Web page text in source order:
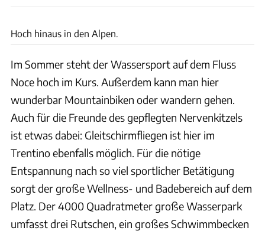
Hoch hinaus in den Alpen.
Im Sommer steht der Wassersport auf dem Fluss
Noce hoch im Kurs. Außerdem kann man hier
wunderbar Mountainbiken oder wandern gehen.
Auch für die Freunde des gepflegten Nervenkitzels
ist etwas dabei: Gleitschirmfliegen ist hier im
Trentino ebenfalls möglich. Für die nötige
Entspannung nach so viel sportlicher Betätigung
sorgt der große Wellness- und Badebereich auf dem
Platz. Der 4000 Quadratmeter große Wasserpark
umfasst drei Rutschen, ein großes Schwimmbecken